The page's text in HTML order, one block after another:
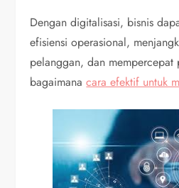
Dengan digitalisasi, bisnis
efisiensi operasional,
pelanggan, dan mempercepat
bagaimanacara efektif untuk